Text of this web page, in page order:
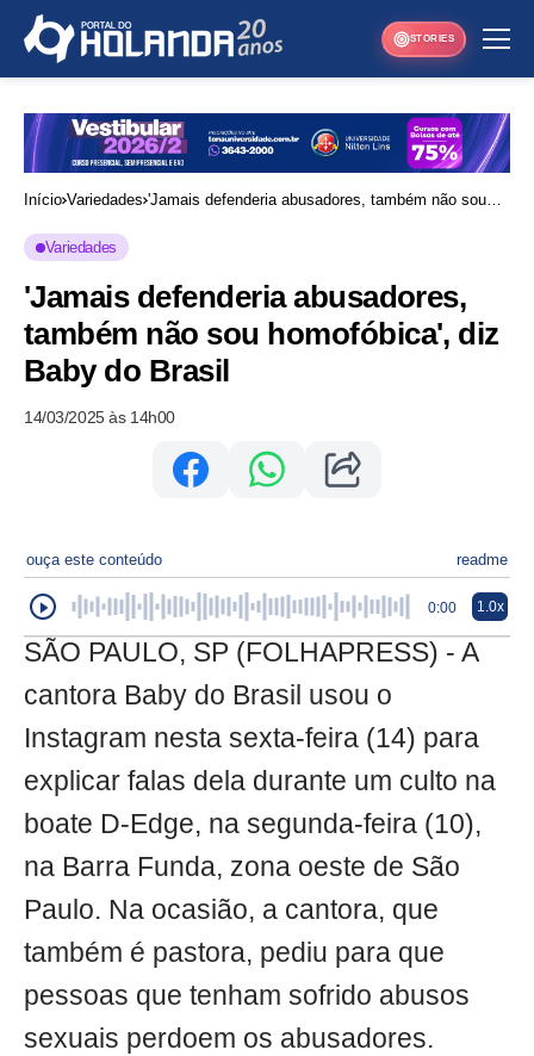
STORIES
Início Variedades 'Jamais defenderia abusadores, também não sou
Variedades
'Jamais defenderia abusadores,
também não sou homofóbica', diz
Baby do Brasil
14/03/2025 às 14h00
ouça este conteúdo readme
0:00 1.0x
SÃO PAULO, SP (FOLHAPRESS) - A
cantora Baby do Brasil usou o
Instagram nesta sexta-feira (14) para
explicar falas dela durante um culto na
boate D-Edge, na segunda-feira (10),
na Barra Funda, zona oeste de São
Paulo. Na ocasião, a cantora, que
também é pastora, pediu para que
pessoas que tenham sofrido abusos
sexuais perdoem os abusadores.